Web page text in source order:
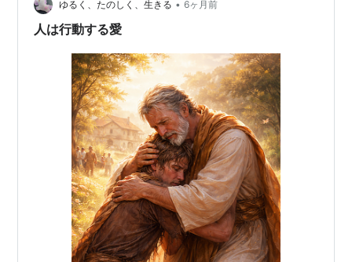
を抱き、接吻した。 ある人に二人の息子がいました。弟
の方が父親に「お父さん、わたしが頂くことになってい
ゆるく、たのしく、生きる • 6ヶ月前
人は行動する愛